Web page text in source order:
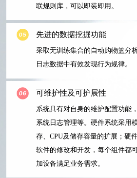
联规则库，可以即装即用。
先进的数据挖掘功能
采取无训练集合的自动购物篮分
日志数据中有效发现行为规律。
可维护性及可护展性
系统具有对自身的维护配置功能
系统日志管理等。硬件系统采用
存、CPU及储存容量的扩展；硬
软件的修改和开发，每个组件都
加设备满足业务需求。